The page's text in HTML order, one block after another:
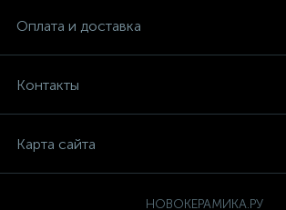
Оплата и доставка
Контакты
Карта сайта
НОВОКЕРАМИКА.РУ